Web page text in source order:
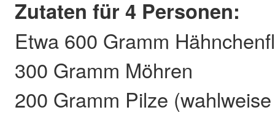
Zutaten für 4 Personen:
Etwa 600 Gramm
300 Gramm Möhren
200 Gramm Pilze